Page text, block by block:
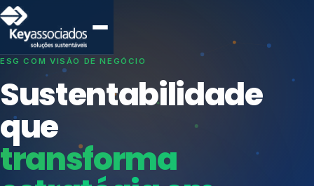
SISTEMAS DE GESTÃO OTIMIZADOS E INTEGRADOS
Conformidade que
protege seu
negócio.
Índices de Mercado